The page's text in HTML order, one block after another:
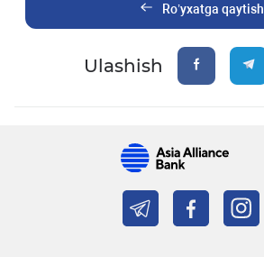
Ro’yxatga qaytish
Ulashish